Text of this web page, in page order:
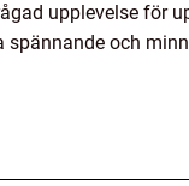
upplevelse för
spännande och